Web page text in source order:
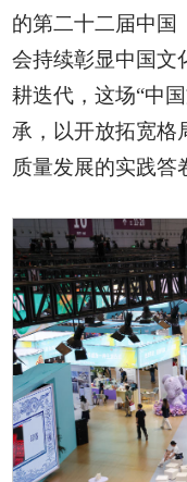
的第二十二届中国
会持续彰显中国文
耕迭代，这场“中
承，以开放拓宽格
质量发展的实践答